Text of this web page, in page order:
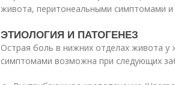
живота, перитонеальными симптомами
ЭТИОЛОГИЯ И ПАТОГЕНЕЗ
Острая боль в нижних отделах живота
симптомами возможна при следующих